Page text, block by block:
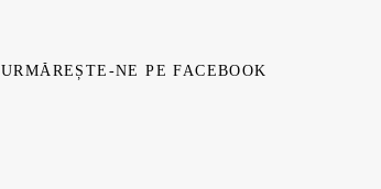
URMĂREȘTE-NE PE FACEBOOK